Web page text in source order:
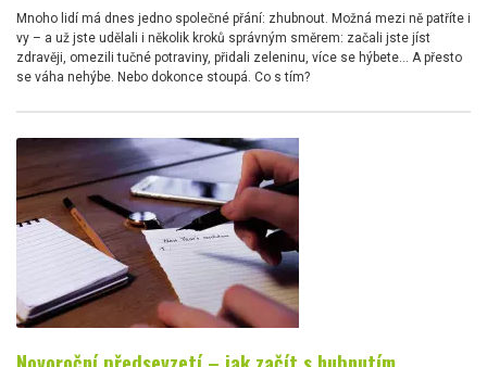
Mnoho lidí má dnes jedno společné přání: zhubnout. Možná mezi ně patříte i
vy – a už jste udělali i několik kroků správným směrem: začali jste jíst
zdravěji, omezili tučné potraviny, přidali zeleninu, více se hýbete… A přesto
se váha nehýbe. Nebo dokonce stoupá. Co s tím?